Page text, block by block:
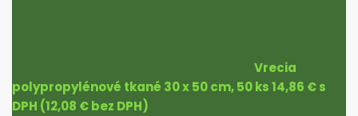
Vrecia
polypropylénové tkané 30 x 50 cm, 50 ks14,86 €s
DPH (12,08 €bez DPH)